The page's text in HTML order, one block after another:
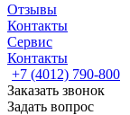
Отзывы
Контакты
Сервис
Контакты
+7 (4012) 790-800
Заказать звонок
Задать вопрос